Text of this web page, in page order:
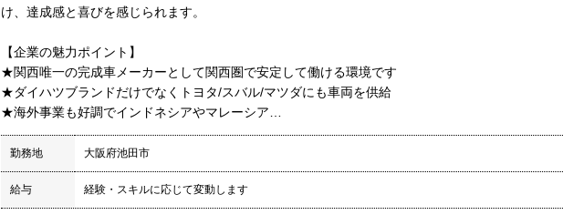
け、達成感と喜びを感じられます。
【企業の魅力ポイント】
★関西唯一の完成車メーカーとして関西圏で安定して働ける環境です
★ダイハツブランドだけでなくトヨタ/スバル/マツダにも車両を供給
★海外事業も好調でインドネシアやマレーシア…
勤務地 大阪府池田市
給与 経験・スキルに応じて変動します